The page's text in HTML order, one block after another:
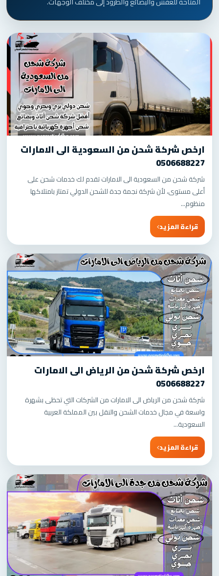
ارخص شركة شحن من السعودية الى الامارات
0506688227
شركة شحن من السعودية الى الامارات تقدم لك خدمات شحن على
أعلى مستوى، لأن شركة نجمة جدة للشحن الدولي تمتاز بامتلاكها
منظوم...
قراءة المزيد
ارخص شركة شحن من الرياض الى الامارات
0506688227
شركة شحن من الرياض الى الامارات من الشركات التي تحظى بشهرة
واسعة في مجال خدمات الشحن والنقل بين المملكة العربية
السعودية...
قراءة المزيد